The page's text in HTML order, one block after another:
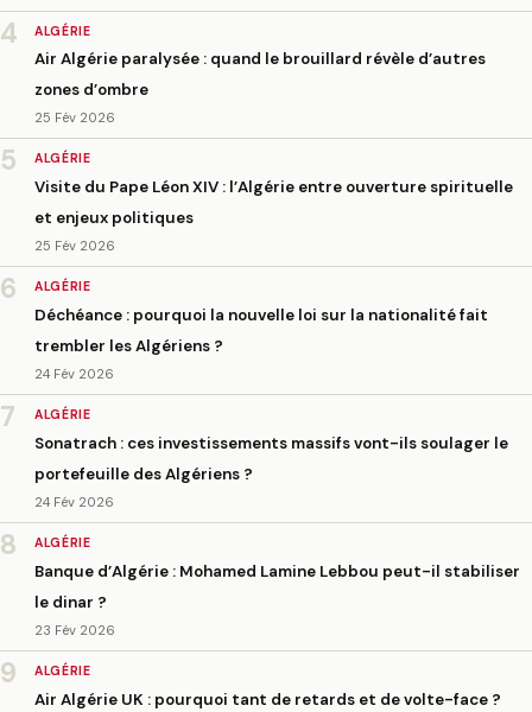
4 ALGÉRIE
Air Algérie paralysée : quand le brouillard révèle d’autres
zones d’ombre
25 Fév 2026
5 ALGÉRIE
Visite du Pape Léon XIV : l’Algérie entre ouverture spirituelle
et enjeux politiques
25 Fév 2026
6 ALGÉRIE
Déchéance : pourquoi la nouvelle loi sur la nationalité fait
trembler les Algériens ?
24 Fév 2026
7 ALGÉRIE
Sonatrach : ces investissements massifs vont-ils soulager le
portefeuille des Algériens ?
24 Fév 2026
8 ALGÉRIE
Banque d’Algérie : Mohamed Lamine Lebbou peut-il stabiliser
le dinar ?
23 Fév 2026
9 ALGÉRIE
Air Algérie UK : pourquoi tant de retards et de volte-face ?